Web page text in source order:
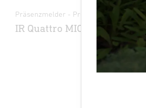
Präsenzmelder - Professional Line
IR Quattro MICRO 6m